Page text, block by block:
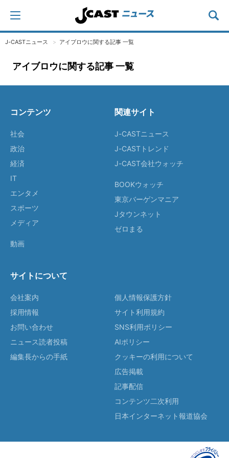
J-CASTニュース アイブロウに関する記事 一覧
アイブロウに関する記事 一覧
コンテンツ
社会
政治
経済
IT
エンタメ
スポーツ
メディア
動画
関連サイト
J-CASTニュース
J-CASTトレンド
J-CAST会社ウォッチ
BOOKウォッチ
東京バーゲンマニア
Jタウンネット
ゼロまる
サイトについて
会社案内
採用情報
お問い合わせ
ニュース読者投稿
編集長からの手紙
個人情報保護方針
サイト利用規約
SNS利用ポリシー
AIポリシー
クッキーの利用について
広告掲載
記事配信
コンテンツ二次利用
日本インターネット報道協会